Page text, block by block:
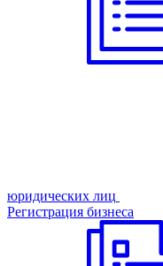
юридических лиц
Регистрация бизнеса